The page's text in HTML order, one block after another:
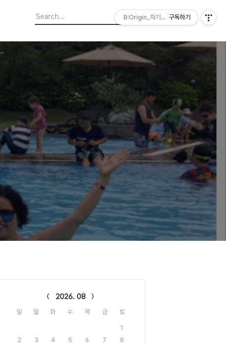
2026. 08
일 월 화 수 목 금 토
1
2
3 4 5 6 7
8
B:Origin_자기다움을 디자인합니다
구독하기